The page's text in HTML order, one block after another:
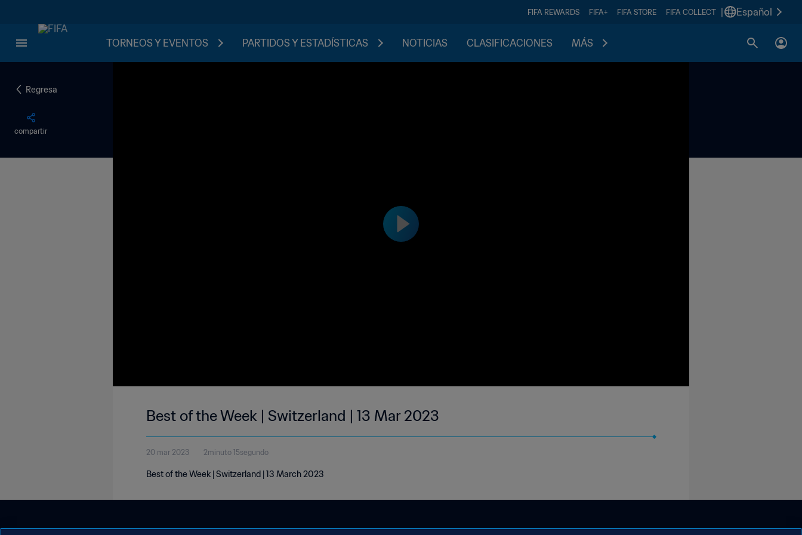
FIFA REWARDS FIFA+ FIFA STORE FIFA COLLECT Español
TORNEOS Y EVENTOS PARTIDOS Y ESTADÍSTICAS NOTICIAS CLASIFICACIONES MÁS
Regresa
compartir
Best of the Week | Switzerland | 13 Mar 2023
20 mar 2023 2minuto 15segundo
Best of the Week | Switzerland | 13 March 2023